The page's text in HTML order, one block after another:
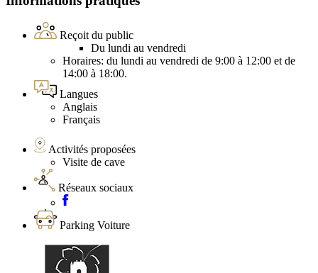
Reçoit du public
Du lundi au vendredi
Horaires: du lundi au vendredi de 9:00 à 12:00 et de
14:00 à 18:00.
Langues
Anglais
Français
Activités proposées
Visite de cave
Réseaux sociaux
Parking Voiture